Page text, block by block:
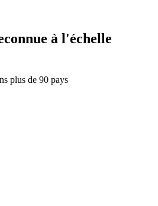
à l'échelle
plus de 90 pays